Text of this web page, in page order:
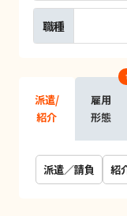
職種
派遣/
紹介
雇用
形態
1
派遣／請負 紹